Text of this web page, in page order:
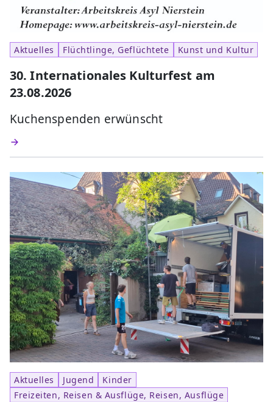
Aktuelles Flüchtlinge, Geflüchtete Kunst und Kultur
30. Internationales Kulturfest am
23.08.2026
Kuchenspenden erwünscht
Aktuelles Jugend
Kinder
Freizeiten, Reisen & Ausflüge, Reisen, Ausflüge